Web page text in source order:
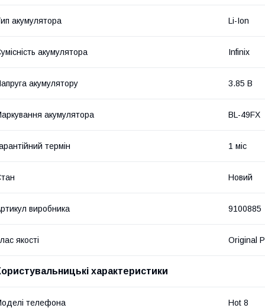
акумулятора Li-Ion
акумулятора Infinix
акумулятору 3.85 В
акумулятора BL-49FX
термін 1 міс
Новий
виробника 9100885
якості Original
характеристики
телефона Hot 8